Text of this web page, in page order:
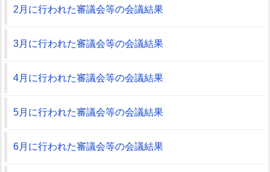
2月に行われた審議会等の会議結果
3月に行われた審議会等の会議結果
4月に行われた審議会等の会議結果
5月に行われた審議会等の会議結果
6月に行われた審議会等の会議結果